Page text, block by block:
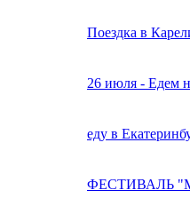
Поездка в
26 июля - Едем
еду в
ФЕСТИВАЛЬ